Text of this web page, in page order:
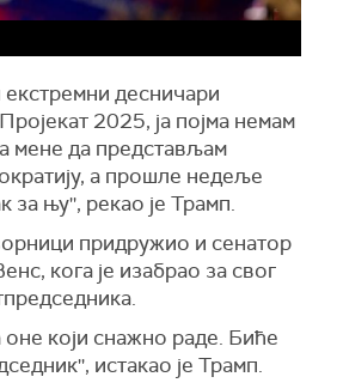
десничари
2025, ја појма немам
мене да представљам
а прошле недеље
за њу'', рекао је Трамп.
придружио и сенатор
кога је изабрао за свог
који снажно раде. Биће
истакао је Трамп.